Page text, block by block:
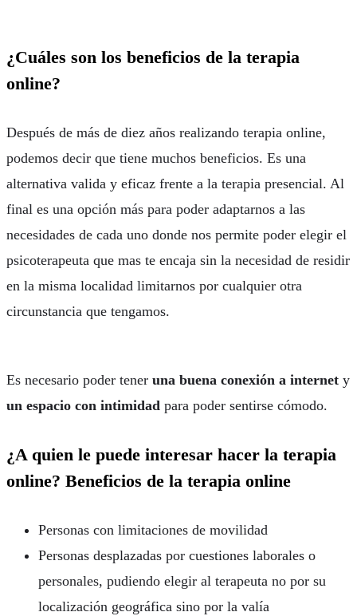
¿Cuáles son los beneficios de la terapia
online?
Después de más de diez años realizando terapia online,
podemos decir que tiene muchos beneficios. Es una
alternativa valida y eficaz frente a la terapia presencial. Al
final es una opción más para poder adaptarnos a las
necesidades de cada uno donde nos permite poder elegir el
psicoterapeuta que mas te encaja sin la necesidad de residir
en la misma localidad limitarnos por cualquier otra
circunstancia que tengamos.
Es necesario poder tener una buena conexión a internet y
un espacio con intimidad para poder sentirse cómodo.
¿A quien le puede interesar hacer la terapia
online? Beneficios de la terapia online
Personas con limitaciones de movilidad
Personas desplazadas por cuestiones laborales o
personales, pudiendo elegir al terapeuta no por su
localización geográfica sino por la valía